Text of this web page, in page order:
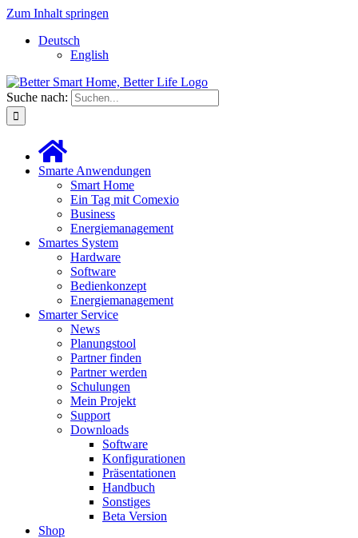
Zum Inhalt springen
Deutsch
English
Suche nach:
Smarte Anwendungen
Smart Home
Ein Tag mit Comexio
Business
Energiemanagement
Smartes System
Hardware
Software
Bedienkonzept
Energiemanagement
Smarter Service
News
Planungstool
Partner finden
Partner werden
Schulungen
Mein Projekt
Support
Downloads
Software
Konfigurationen
Präsentationen
Handbuch
Sonstiges
Beta Version
Shop